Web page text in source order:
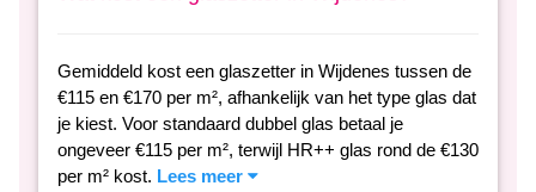
Gemiddeld kost een glaszetter in Wijdenes tussen de
€115 en €170 per m², afhankelijk van het type glas dat
je kiest. Voor standaard dubbel glas betaal je
ongeveer €115 per m², terwijl HR++ glas rond de €130
per m² kost. Lees meer